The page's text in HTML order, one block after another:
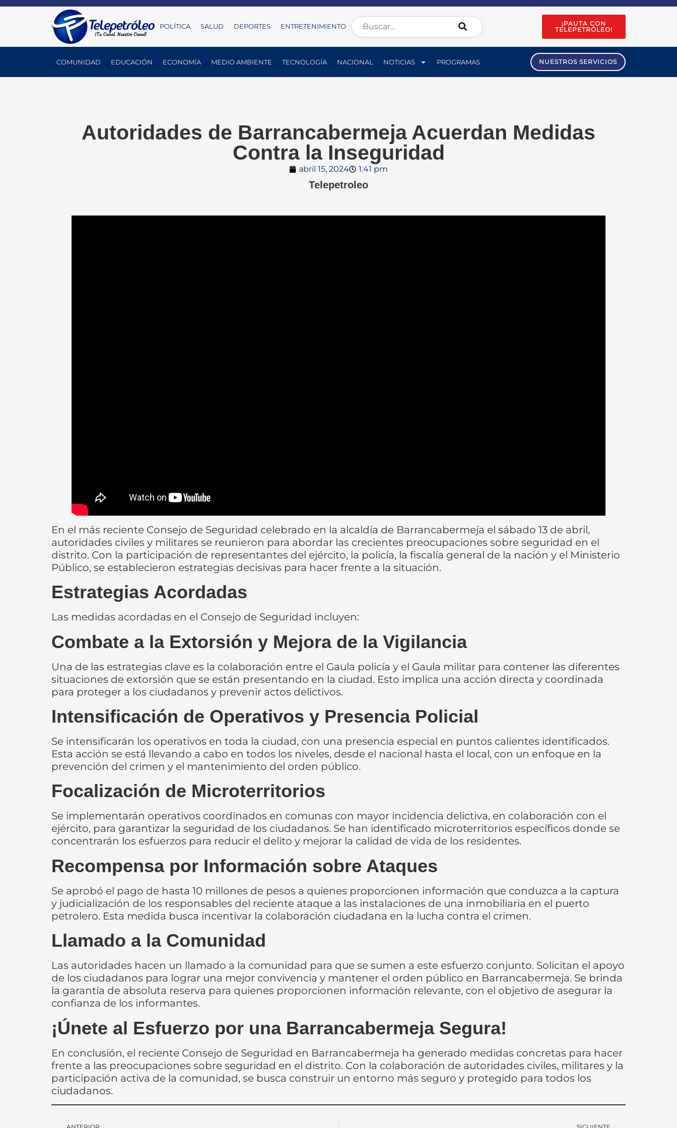
POLÍTICA SALUD DEPORTES ENTRETENIMIENTO
¡PAUTA CON
TELEPETRÓLEO!
COMUNIDAD EDUCACIÓN ECONOMÍA MEDIO AMBIENTE TECNOLOGÍA NACIONAL NOTICIAS PROGRAMAS NUESTROS SERVICIOS
Autoridades de Barrancabermeja Acuerdan Medidas
Contra la Inseguridad
abril 15, 2024 1:41 pm
Telepetroleo
En el más reciente Consejo de Seguridad celebrado en la alcaldía de Barrancabermeja el sábado 13 de abril,
autoridades civiles y militares se reunieron para abordar las crecientes preocupaciones sobre seguridad en el
distrito. Con la participación de representantes del ejército, la policía, la fiscalía general de la nación y el Ministerio
Público, se establecieron estrategias decisivas para hacer frente a la situación.
Estrategias Acordadas
Las medidas acordadas en el Consejo de Seguridad incluyen:
Combate a la Extorsión y Mejora de la Vigilancia
Una de las estrategias clave es la colaboración entre el Gaula policía y el Gaula militar para contener las diferentes
situaciones de extorsión que se están presentando en la ciudad. Esto implica una acción directa y coordinada
para proteger a los ciudadanos y prevenir actos delictivos.
Intensificación de Operativos y Presencia Policial
Se intensificarán los operativos en toda la ciudad, con una presencia especial en puntos calientes identificados.
Esta acción se está llevando a cabo en todos los niveles, desde el nacional hasta el local, con un enfoque en la
prevención del crimen y el mantenimiento del orden público.
Focalización de Microterritorios
Se implementarán operativos coordinados en comunas con mayor incidencia delictiva, en colaboración con el
ejército, para garantizar la seguridad de los ciudadanos. Se han identificado microterritorios específicos donde se
concentrarán los esfuerzos para reducir el delito y mejorar la calidad de vida de los residentes.
Recompensa por Información sobre Ataques
Se aprobó el pago de hasta 10 millones de pesos a quienes proporcionen información que conduzca a la captura
y judicialización de los responsables del reciente ataque a las instalaciones de una inmobiliaria en el puerto
petrolero. Esta medida busca incentivar la colaboración ciudadana en la lucha contra el crimen.
Llamado a la Comunidad
Las autoridades hacen un llamado a la comunidad para que se sumen a este esfuerzo conjunto. Solicitan el apoyo
de los ciudadanos para lograr una mejor convivencia y mantener el orden público en Barrancabermeja. Se brinda
la garantía de absoluta reserva para quienes proporcionen información relevante, con el objetivo de asegurar la
confianza de los informantes.
¡Únete al Esfuerzo por una Barrancabermeja Segura!
En conclusión, el reciente Consejo de Seguridad en Barrancabermeja ha generado medidas concretas para hacer
frente a las preocupaciones sobre seguridad en el distrito. Con la colaboración de autoridades civiles, militares y la
participación activa de la comunidad, se busca construir un entorno más seguro y protegido para todos los
ciudadanos.